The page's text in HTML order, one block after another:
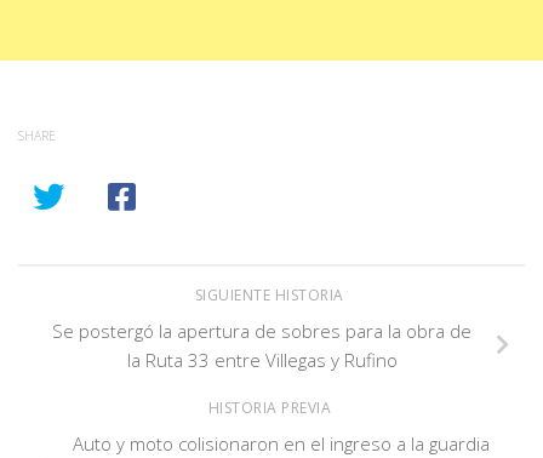
SHARE
SIGUIENTE HISTORIA
Se postergó la apertura de sobres para la obra de
la Ruta 33 entre Villegas y Rufino
HISTORIA PREVIA
Auto y moto colisionaron en el ingreso a la guardia